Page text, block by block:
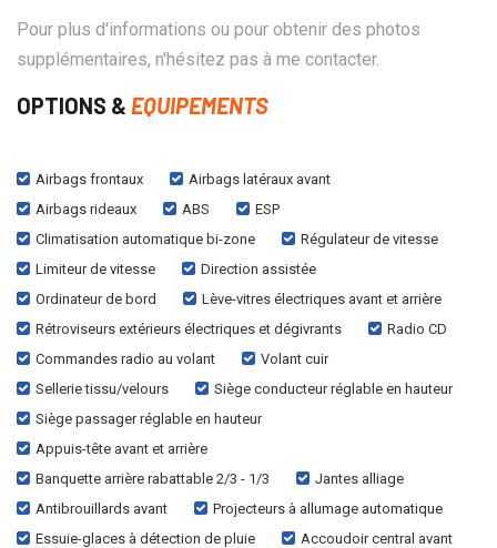
Pour plus d'informations ou pour obtenir des photos
supplémentaires, n'hésitez pas à me contacter.
OPTIONS & EQUIPEMENTS
Airbags frontaux
Airbags latéraux avant
Airbags rideaux
ABS
ESP
Climatisation automatique bi-zone
Régulateur de vitesse
Limiteur de vitesse
Direction assistée
Ordinateur de bord
Lève-vitres électriques avant et arrière
Rétroviseurs extérieurs électriques et dégivrants
Radio CD
Commandes radio au volant
Volant cuir
Sellerie tissu/velours
Siège conducteur réglable en hauteur
Siège passager réglable en hauteur
Appuis-tête avant et arrière
Banquette arrière rabattable 2/3 - 1/3
Jantes alliage
Antibrouillards avant
Projecteurs à allumage automatique
Essuie-glaces à détection de pluie
Accoudoir central avant